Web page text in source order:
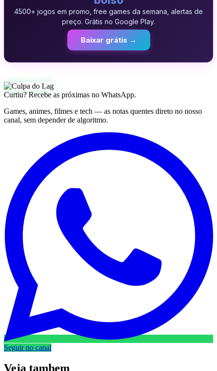
4500+ jogos em promo, free games da semana, alertas de
preço. Grátis no Google Play.
Baixar grátis →
Curtiu? Recebe as próximas no WhatsApp.
Games, animes, filmes e tech — as notas quentes direto no nosso
canal, sem depender de algoritmo.
Seguir no canal
Veja tambem